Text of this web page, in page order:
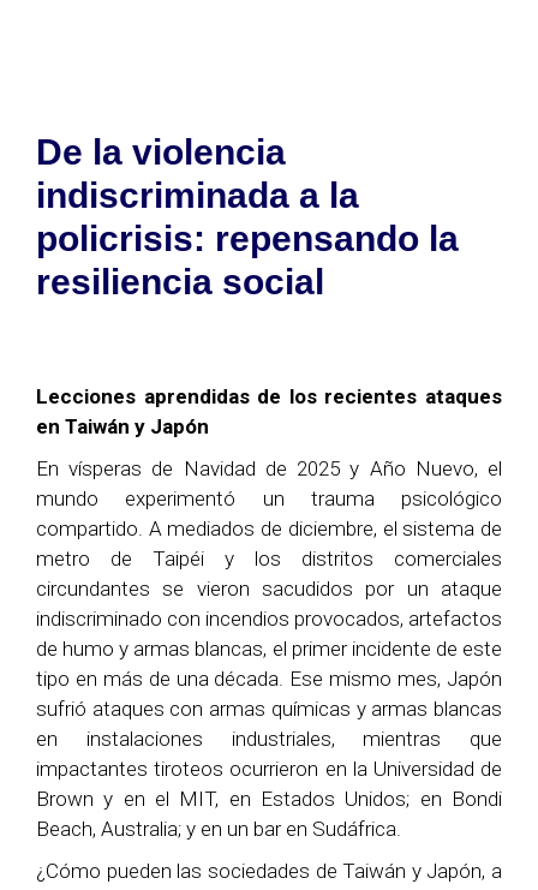
De la violencia
indiscriminada a la
policrisis: repensando la
resiliencia social
Lecciones aprendidas de los recientes ataques
en Taiwán y Japón
En vísperas de Navidad de 2025 y Año Nuevo, el
mundo experimentó un trauma psicológico
compartido. A mediados de diciembre, el sistema de
metro de Taipéi y los distritos comerciales
circundantes se vieron sacudidos por un ataque
indiscriminado con incendios provocados, artefactos
de humo y armas blancas, el primer incidente de este
tipo en más de una década. Ese mismo mes, Japón
sufrió ataques con armas químicas y armas blancas
en instalaciones industriales, mientras que
impactantes tiroteos ocurrieron en la Universidad de
Brown y en el MIT, en Estados Unidos; en Bondi
Beach, Australia; y en un bar en Sudáfrica.
¿Cómo pueden las sociedades de Taiwán y Japón, a